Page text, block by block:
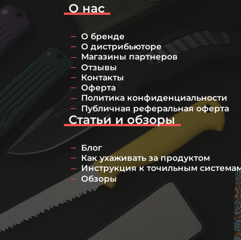
О нас
О бренде
О дистрибьюторе
Магазины партнеров
Отзывы
Контакты
Оферта
Политика конфиденциальности
Публичная реферальная оферта
Статьи и обзоры
Блог
Как ухаживать за продуктом
Инструкция к точильным
Обзоры